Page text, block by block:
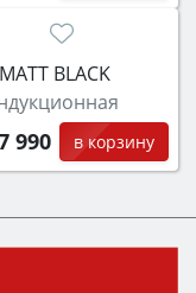
BLACK
990 в корзину